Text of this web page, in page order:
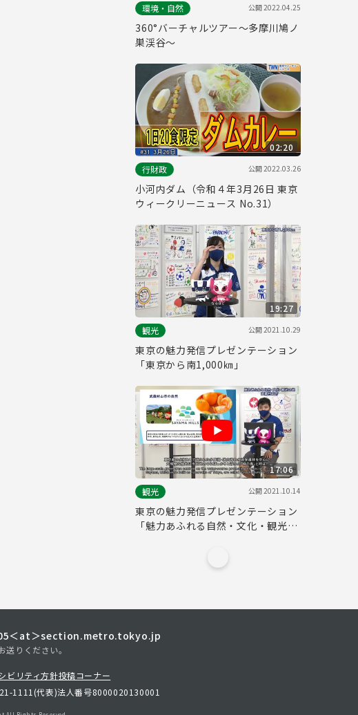
環境・自然
公開2022.04.25
360°バーチャルツアー～多摩川鳩ノ
巣渓谷～
02:20
行財政
公開2022.03.26
小河内ダム（令和４年3月26日 東京
ウィークリーニュース No.31）
19:27
観光
公開2021.10.29
東京の魅力発信プレゼンテーション
「東京から南1,000㎞」
17:06
観光
公開2021.10.14
東京の魅力発信プレゼンテーション
「魅力あふれる自然・文化・観光の
＜at＞section.metro.tokyo.jp
りください。
ビリティ方針投稿コーナー
1111(代表)法人番号8000020130001